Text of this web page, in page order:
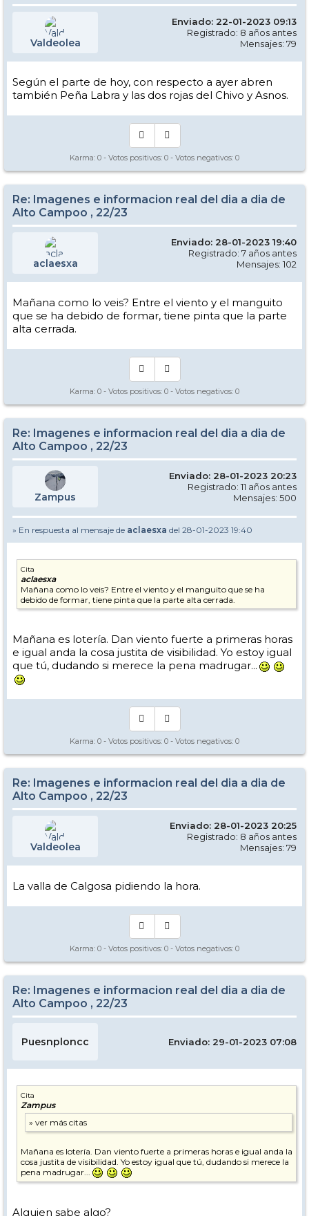
Valdeolea
Enviado: 22-01-2023 09:13
Registrado: 8 años antes
Mensajes: 79
Según el parte de hoy, con respecto a ayer abren
también Peña Labra y las dos rojas del Chivo y Asnos.
Karma: 0 - Votos positivos: 0 - Votos negativos: 0
Re: Imagenes e informacion real del dia a dia de
Alto Campoo , 22/23
aclaesxa
Enviado: 28-01-2023 19:40
Registrado: 7 años antes
Mensajes: 102
Mañana como lo veis? Entre el viento y el manguito
que se ha debido de formar, tiene pinta que la parte
alta cerrada.
Karma: 0 - Votos positivos: 0 - Votos negativos: 0
Re: Imagenes e informacion real del dia a dia de
Alto Campoo , 22/23
Zampus
Enviado: 28-01-2023 20:23
Registrado: 11 años antes
Mensajes: 500
» En respuesta al mensaje de aclaesxa del 28-01-2023 19:40
Cita
aclaesxa
Mañana como lo veis? Entre el viento y el manguito que se ha
debido de formar, tiene pinta que la parte alta cerrada.
Mañana es lotería. Dan viento fuerte a primeras horas
e igual anda la cosa justita de visibilidad. Yo estoy igual
que tú, dudando si merece la pena madrugar...
Karma: 0 - Votos positivos: 0 - Votos negativos: 0
Re: Imagenes e informacion real del dia a dia de
Alto Campoo , 22/23
Valdeolea
Enviado: 28-01-2023 20:25
Registrado: 8 años antes
Mensajes: 79
La valla de Calgosa pidiendo la hora.
Karma: 0 - Votos positivos: 0 - Votos negativos: 0
Re: Imagenes e informacion real del dia a dia de
Alto Campoo , 22/23
Puesnploncc Enviado: 29-01-2023 07:08
Cita
Zampus
Mañana es lotería. Dan viento fuerte a primeras horas e igual anda la
cosa justita de visibilidad. Yo estoy igual que tú, dudando si merece la
pena madrugar...
Alguien sabe algo?